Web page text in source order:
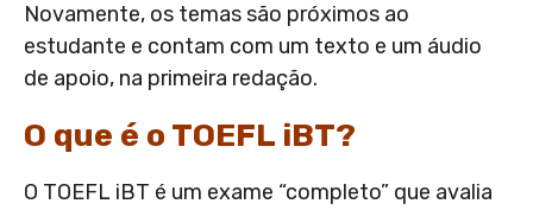
Novamente, os temas são próximos ao
estudante e contam com um texto e um áudio
de apoio, na primeira redação.
O que é o TOEFL iBT?
O TOEFL iBT é um exame “completo” que avalia